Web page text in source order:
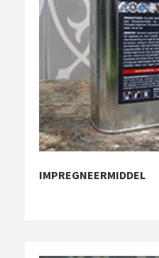
IMPREGNEERMIDDEL